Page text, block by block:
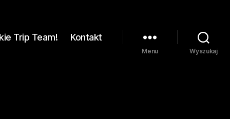
Trip Team! Kontakt
Menu Wyszukaj